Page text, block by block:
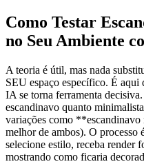
Como Testar
no Seu Ambiente
A teoria é útil, mas nada
SEU espaço específico. É
IA se torna ferramenta
escandinavo quanto
variações como
melhor de ambos). O processo
selecione estilo, receba render
mostrando como ficaria